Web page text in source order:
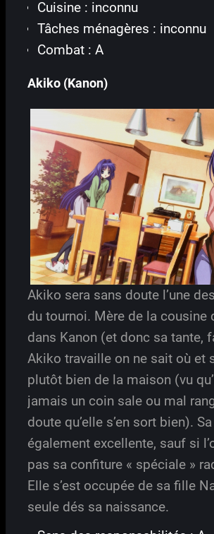
Cuisine : inconnu
Tâches ménagères : inconnu
Combat : A
Akiko (Kanon)
Akiko sera sans doute l’une
du tournoi. Mère de la cousine
dans Kanon (et donc sa tante,
Akiko travaille on ne sait où et
plutôt bien de la maison (vu
jamais un coin sale ou mal
doute qu’elle s’en sort bien).
également excellente, sauf si
pas sa confiture « spéciale »
Elle s’est occupée de sa fille
seule dés sa naissance.